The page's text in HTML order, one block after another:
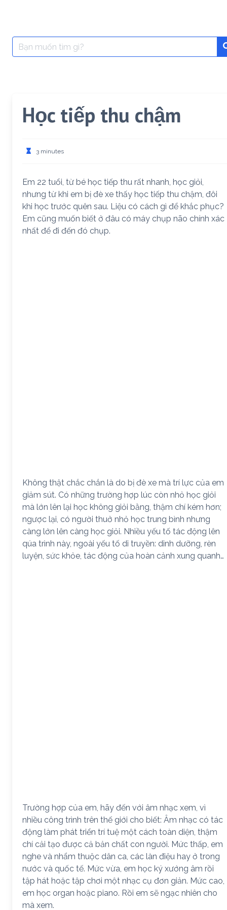
Search
for:
Học tiếp thu chậm
3 minutes
Em 22 tuổi, từ bé học tiếp thu rất nhanh, học giỏi,
nhưng từ khi em bị đè xe thấy học tiếp thu chậm, đôi
khi học trước quên sau. Liệu có cách gì để khắc phục?
Em cũng muốn biết ở đâu có máy chụp não chính xác
nhất để đi đến đó chụp.
Không thật chắc chắn là do bị đè xe mà trí lực của em
giảm sút. Có những trường hợp lúc còn nhỏ học giỏi
mà lớn lên lại học không giỏi bằng, thậm chí kém hơn;
ngược lại, có người thuở nhỏ học trung bình nhưng
càng lớn lên càng học giỏi. Nhiều yếu tố tác động lên
qúa trình này, ngoài yếu tố di truyền: dinh dưỡng, rèn
luyện, sức khỏe, tác động của hoàn cảnh xung quanh…
Trường hợp của em, hãy đến với âm nhạc xem, vì
nhiều công trình trên thế giới cho biết: Âm nhạc có tác
động làm phát triển trí tuệ một cách toàn diện, thậm
chí cải tạo được cả bản chất con người. Mức thấp, em
nghe và nhẩm thuộc dân ca, các làn điệu hay ở trong
nước và quốc tế. Mức vừa, em học ký xướng âm rồi
tập hát hoặc tập chơi một nhạc cụ đơn giản. Mức cao,
em học organ hoặc piano. Rồi em sẽ ngạc nhiên cho
mà xem.